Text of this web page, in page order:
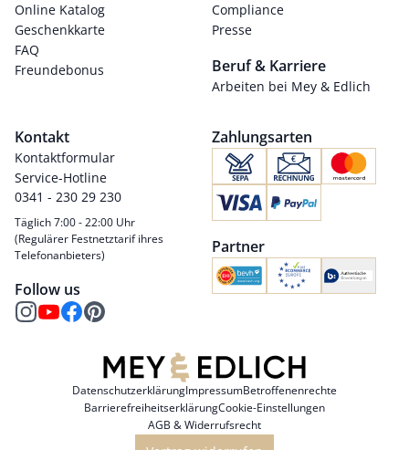
Online Katalog
Geschenkkarte
FAQ
Freundebonus
Compliance
Presse
Beruf & Karriere
Arbeiten bei Mey & Edlich
Kontakt
Kontaktformular
Service-Hotline
0341 - 230 29 230
Täglich 7:00 - 22:00 Uhr
(Regulärer Festnetztarif ihres
Telefonanbieters)
Follow us
Zahlungsarten
Partner
DatenschutzerklärungImpressumBetroffenenrechte
BarrierefreiheitserklärungCookie-Einstellungen
AGB & Widerrufsrecht